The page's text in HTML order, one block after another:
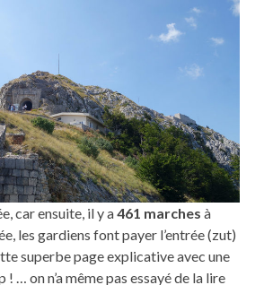
car ensuite, il y a461 marches à
les gardiens font payer l’entrée (zut)
superbe page explicative avec une
! … on n’a même pas essayé de la lire